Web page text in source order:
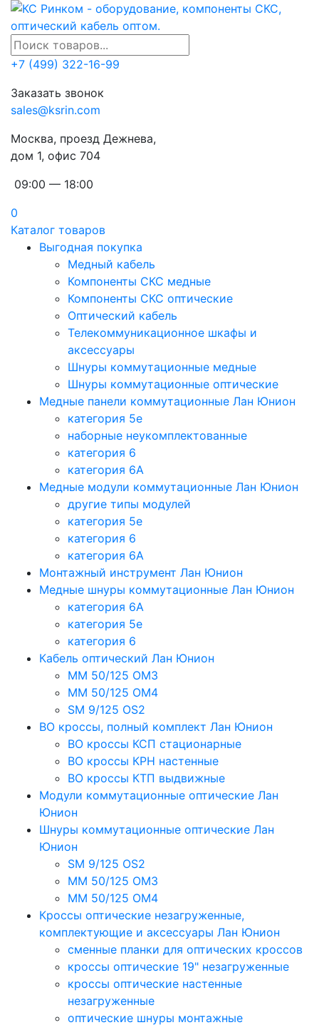
+7 (499) 322-16-99
Заказать звонок
sales@ksrin.com
Москва, проезд Дежнева,
дом 1, офис 704
09:00 — 18:00
0
Каталог товаров
Выгодная покупка
Медный кабель
Компоненты СКС медные
Компоненты СКС оптические
Оптический кабель
Телекоммуникационное шкафы и
аксессуары
Шнуры коммутационные медные
Шнуры коммутационные оптические
Медные панели коммутационные Лан Юнион
категория 5e
наборные неукомплектованные
категория 6
категория 6A
Медные модули коммутационные Лан Юнион
другие типы модулей
категория 5е
категория 6
категория 6A
Монтажный инструмент Лан Юнион
Медные шнуры коммутационные Лан Юнион
категория 6A
категория 5e
категория 6
Кабель оптический Лан Юнион
MM 50/125 OM3
MM 50/125 OM4
SM 9/125 OS2
ВО кроссы, полный комплект Лан Юнион
ВО кроссы КСП стационарные
ВО кроссы КРН настенные
ВО кроссы КТП выдвижные
Модули коммутационные оптические Лан
Юнион
Шнуры коммутационные оптические Лан
Юнион
SM 9/125 OS2
MM 50/125 OM3
MM 50/125 OM4
Кроссы оптические незагруженные,
комплектующие и аксессуары Лан Юнион
сменные планки для оптических кроссов
кроссы оптические 19" незагруженные
кроссы оптические настенные
незагруженные
оптические шнуры монтажные